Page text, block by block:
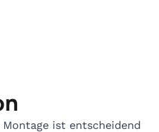
ist entscheidend